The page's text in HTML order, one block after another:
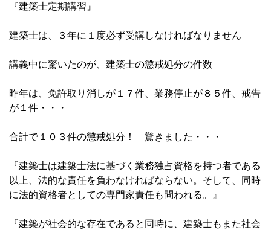
『建築士定期講習』
建築士は、３年に１度必ず受講しなければなりません
講義中に驚いたのが、建築士の懲戒処分の件数
昨年は、免許取り消しが１７件、業務停止が８５件、戒告
が１件・・・
合計で１０３件の懲戒処分！ 驚きました・・・
『建築士は建築士法に基づく業務独占資格を持つ者である
以上、法的な責任を負わなければならない。そして、同時
に法的資格者としての専門家責任も問われる。』
『建築が社会的な存在であると同時に、建築士もまた社会